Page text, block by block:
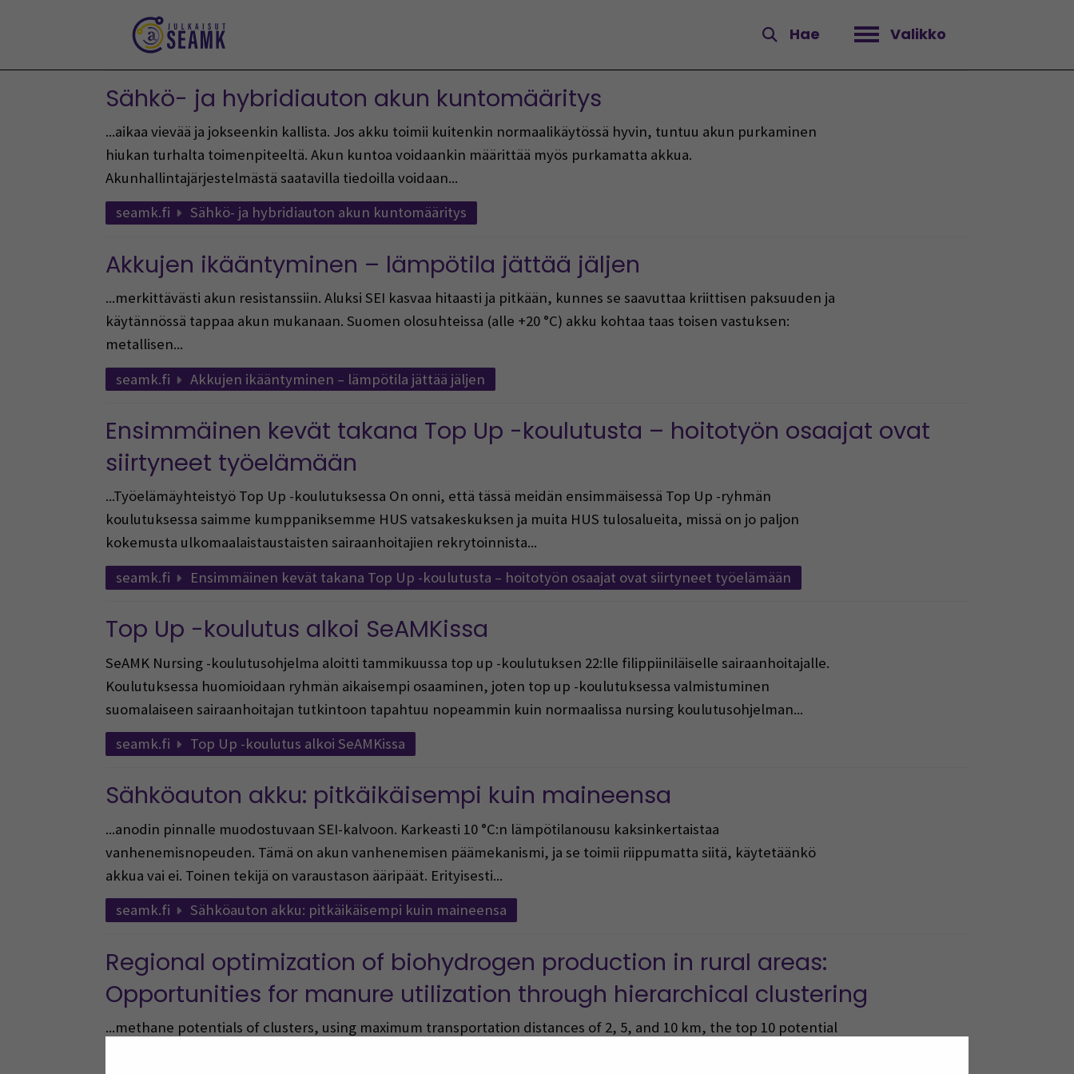
Hae Valikko
Avaa valikko
Sähkö- ja hybridiauton akun kuntomääritys
...aikaa vievää ja jokseenkin kallista. Jos akku toimii kuitenkin normaalikäytössä hyvin, tuntuu akun purkaminen
hiukan turhalta toimenpiteeltä. Akun kuntoa voidaankin määrittää myös purkamatta akkua.
Akunhallintajärjestelmästä saatavilla tiedoilla voidaan...
seamk.fi
Sähkö- ja hybridiauton akun kuntomääritys
Akkujen ikääntyminen – lämpötila jättää jäljen
...merkittävästi akun resistanssiin. Aluksi SEI kasvaa hitaasti ja pitkään, kunnes se saavuttaa kriittisen paksuuden ja
käytännössä tappaa akun mukanaan. Suomen olosuhteissa (alle +20 °C) akku kohtaa taas toisen vastuksen:
metallisen...
seamk.fi
Akkujen ikääntyminen – lämpötila jättää jäljen
Ensimmäinen kevät takana Top Up -koulutusta – hoitotyön osaajat ovat
siirtyneet työelämään
...Työelämäyhteistyö Top Up -koulutuksessa On onni, että tässä meidän ensimmäisessä Top Up -ryhmän
koulutuksessa saimme kumppaniksemme HUS vatsakeskuksen ja muita HUS tulosalueita, missä on jo paljon
kokemusta ulkomaalaistaustaisten sairaanhoitajien rekrytoinnista...
seamk.fi
Ensimmäinen kevät takana Top Up -koulutusta – hoitotyön osaajat ovat siirtyneet työelämään
Top Up -koulutus alkoi SeAMKissa
SeAMK Nursing -koulutusohjelma aloitti tammikuussa top up -koulutuksen 22:lle filippiiniläiselle sairaanhoitajalle.
Koulutuksessa huomioidaan ryhmän aikaisempi osaaminen, joten top up -koulutuksessa valmistuminen
suomalaiseen sairaanhoitajan tutkintoon tapahtuu nopeammin kuin normaalissa nursing koulutusohjelman...
seamk.fi
Top Up -koulutus alkoi SeAMKissa
Sähköauton akku: pitkäikäisempi kuin maineensa
...anodin pinnalle muodostuvaan SEI-kalvoon. Karkeasti 10 °C:n lämpötilanousu kaksinkertaistaa
vanhenemisnopeuden. Tämä on akun vanhenemisen päämekanismi, ja se toimii riippumatta siitä, käytetäänkö
akkua vai ei. Toinen tekijä on varaustason ääripäät. Erityisesti...
seamk.fi
Sähköauton akku: pitkäikäisempi kuin maineensa
Regional optimization of biohydrogen production in rural areas:
Opportunities for manure utilization through hierarchical clustering
...methane potentials of clusters, using maximum transportation distances of 2, 5, and 10 km, the top 10 potential